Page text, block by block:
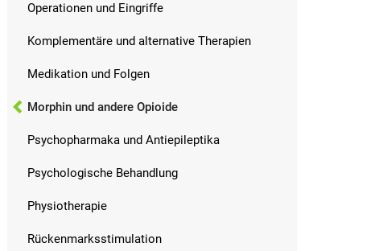
Operationen und Eingriffe
Komplementäre und alternative Therapien
Medikation und Folgen
Morphin und andere Opioide
Psychopharmaka und Antiepileptika
Psychologische Behandlung
Physiotherapie
Rückenmarksstimulation